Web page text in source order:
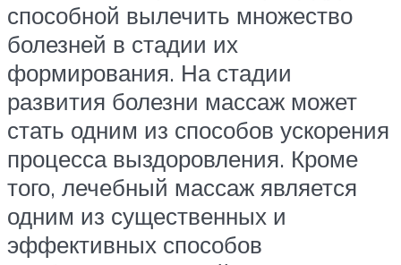
способной вылечить множество
болезней в стадии их
формирования. На стадии
развития болезни массаж может
стать одним из способов ускорения
процесса выздоровления. Кроме
того, лечебный массаж является
одним из существенных и
эффективных способов